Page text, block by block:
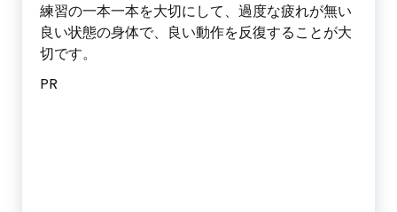
練習の一本一本を大切にして、過度な疲れが無い
良い状態の身体で、良い動作を反復することが大
切です。
PR